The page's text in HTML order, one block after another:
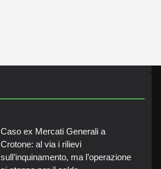
Caso ex Mercati Generali a
Crotone: al via i rilievi
sull’inquinamento, ma l’operazione